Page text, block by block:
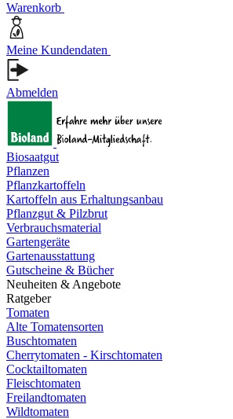
Warenkorb
Meine Kundendaten
Abmelden
Biosaatgut
Pflanzen
Pflanzkartoffeln
Kartoffeln aus Erhaltungsanbau
Pflanzgut & Pilzbrut
Verbrauchsmaterial
Gartengeräte
Gartenausstattung
Gutscheine & Bücher
Neuheiten & Angebote
Ratgeber
Tomaten
Alte Tomatensorten
Buschtomaten
Cherrytomaten - Kirschtomaten
Cocktailtomaten
Fleischtomaten
Freilandtomaten
Wildtomaten